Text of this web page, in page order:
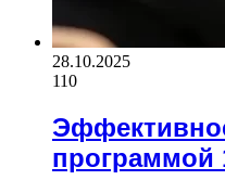
28.10.2025
110
программой